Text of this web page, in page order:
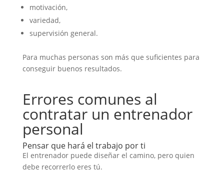
motivación,
variedad,
supervisión general.
Para muchas personas son más que suficientes para
conseguir buenos resultados.
Errores comunes al
contratar un entrenador
personal
Pensar que hará el trabajo por ti
El entrenador puede diseñar el camino, pero quien
debe recorrerlo eres tú.